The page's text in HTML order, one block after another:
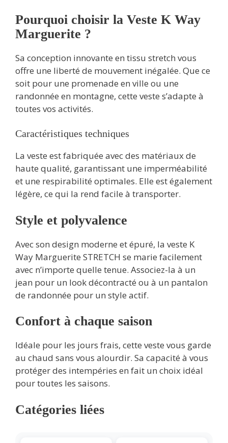
Pourquoi choisir la Veste K Way
Marguerite ?
Sa conception innovante en tissu stretch vous
offre une liberté de mouvement inégalée. Que ce
soit pour une promenade en ville ou une
randonnée en montagne, cette veste s’adapte à
toutes vos activités.
Caractéristiques techniques
La veste est fabriquée avec des matériaux de
haute qualité, garantissant une imperméabilité
et une respirabilité optimales. Elle est également
légère, ce qui la rend facile à transporter.
Style et polyvalence
Avec son design moderne et épuré, la veste K
Way Marguerite STRETCH se marie facilement
avec n’importe quelle tenue. Associez-la à un
jean pour un look décontracté ou à un pantalon
de randonnée pour un style actif.
Confort à chaque saison
Idéale pour les jours frais, cette veste vous garde
au chaud sans vous alourdir. Sa capacité à vous
protéger des intempéries en fait un choix idéal
pour toutes les saisons.
Catégories liées